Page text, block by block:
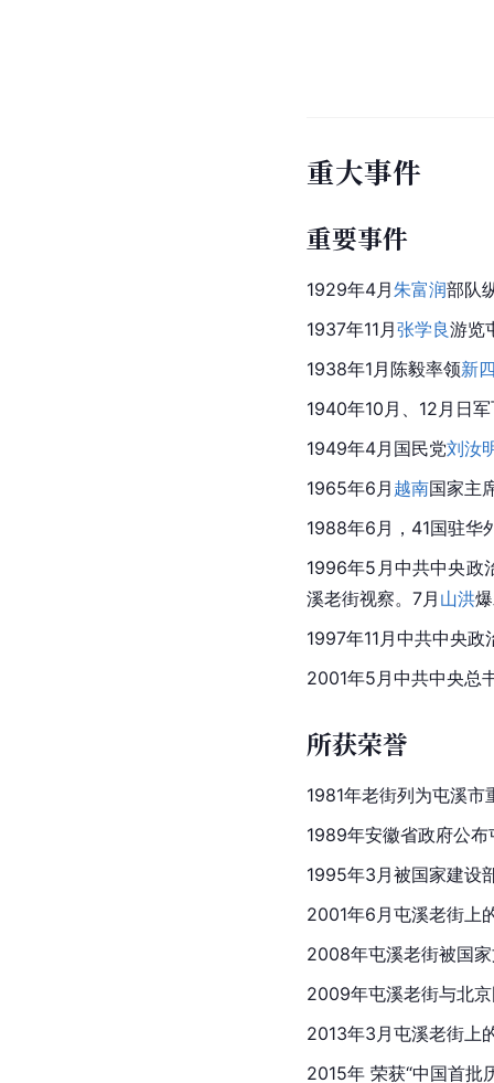
重大事件
重要事件
1929年4月朱富润部队
1937年11月张学良游览
1938年1月陈毅率领新
1940年10月、12月日
1949年4月 国民党刘汝
1965年6月 越南国家主
1988年6月，41国驻华
1996年5月中共中央政
溪老街视察。7月 山洪
1997年11月中共中央
2001年5月中共中央总
所获荣誉
1981年老街列为屯溪市
1989年安徽省政府公布
1995年3月被国家建设
2001年6月屯溪老街上
2008年屯溪老街被国
2009年屯溪老街与北京
2013年3月屯溪老街上
2015年 荣获“中国首批